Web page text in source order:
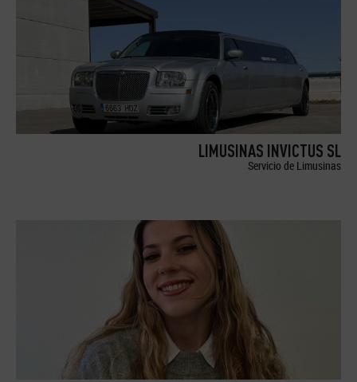
LIMUSINAS INVICTUS SL
Servicio de Limusinas